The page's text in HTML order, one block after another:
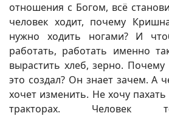
отношения с Богом, всё
человек ходит, почему
нужно ходить ногами? И
работать, работать именно
вырастить хлеб, зерно.
это создал? Он знает зачем. А
хочет изменить. Не хочу
тракторах. Человек